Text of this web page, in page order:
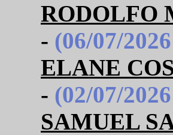
RODOLFO
- (06/07/
ELANE
- (02/07/
SAMUEL